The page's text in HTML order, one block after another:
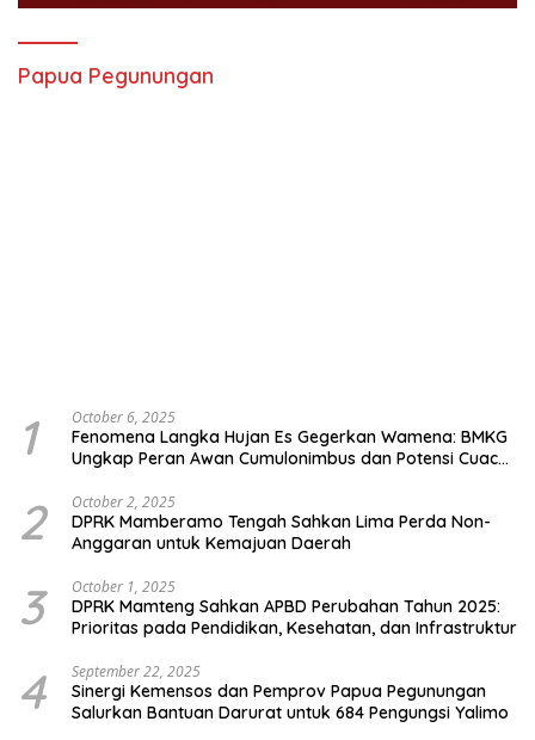
Papua Pegunungan
1 October 6, 2025
Fenomena Langka Hujan Es Gegerkan Wamena: BMKG
Ungkap Peran Awan Cumulonimbus dan Potensi Cuaca
2 October 2, 2025
DPRK Mamberamo Tengah Sahkan Lima Perda Non-
Anggaran untuk Kemajuan Daerah
3 October 1, 2025
DPRK Mamteng Sahkan APBD Perubahan Tahun 2025:
Prioritas pada Pendidikan, Kesehatan, dan Infrastruktur
4 September 22, 2025
Sinergi Kemensos dan Pemprov Papua Pegunungan
Salurkan Bantuan Darurat untuk 684 Pengungsi Yalimo